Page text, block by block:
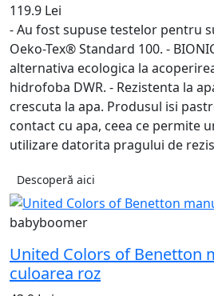
119.9 Lei
- Au fost supuse testelor pentru
Oeko-Tex® Standard 100. -
alternativa ecologica la
hidrofoba DWR. - Rezistenta la
crescuta la apa. Produsul isi
contact cu apa, ceea ce permite
utilizare datorita pragului de
Descoperă aici
babyboomer
United Colors of Benetton
culoarea roz